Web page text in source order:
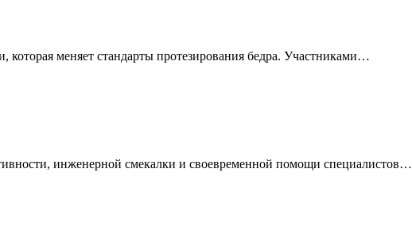
которая меняет стандарты протезирования бедра. Участниками…
инженерной смекалки и своевременной помощи специалистов…